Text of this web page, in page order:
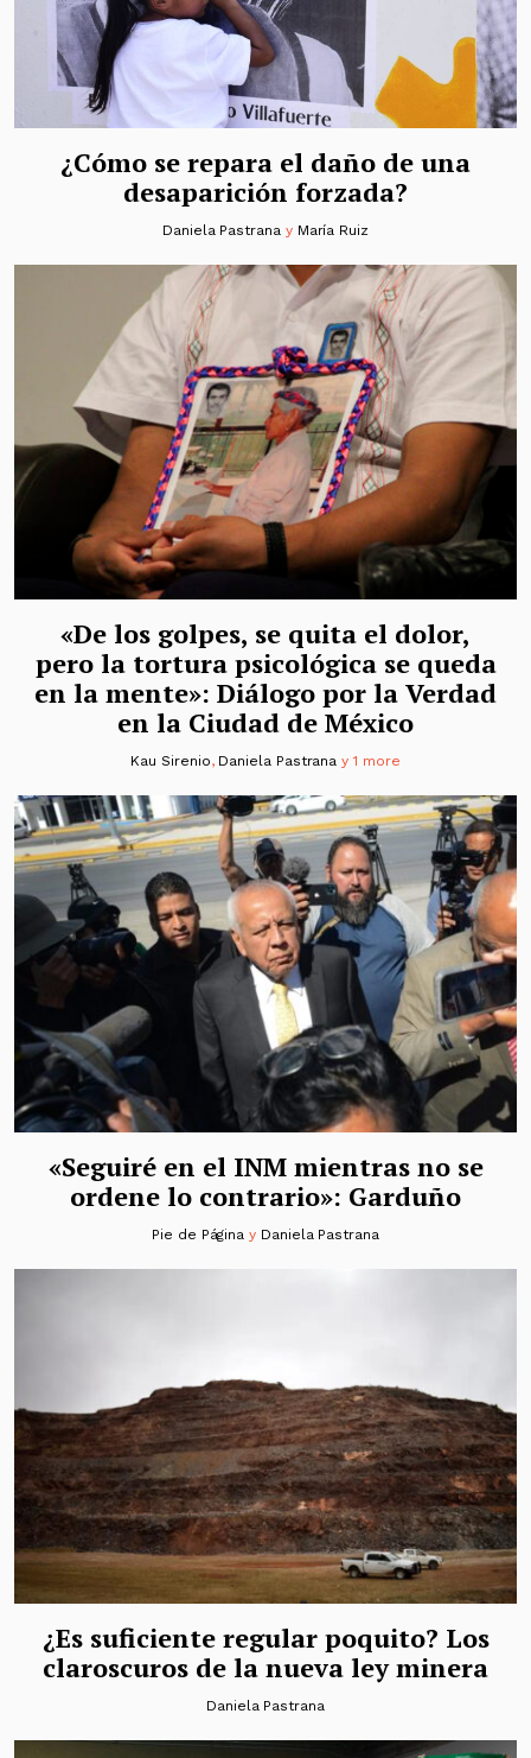
¿Cómo se repara el daño de una
desaparición forzada?
Daniela Pastrana y María Ruiz
«De los golpes, se quita el dolor,
pero la tortura psicológica se queda
en la mente»: Diálogo por la Verdad
en la Ciudad de México
Kau Sirenio, Daniela Pastrana y 1 more
«Seguiré en el INM mientras no se
ordene lo contrario»: Garduño
Pie de Página y Daniela Pastrana
¿Es suficiente regular poquito? Los
claroscuros de la nueva ley minera
Daniela Pastrana